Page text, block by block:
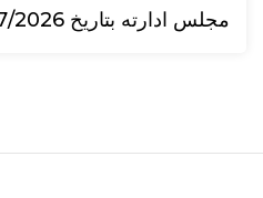
مجلس ادارته بتاريخ 26/07/2026.